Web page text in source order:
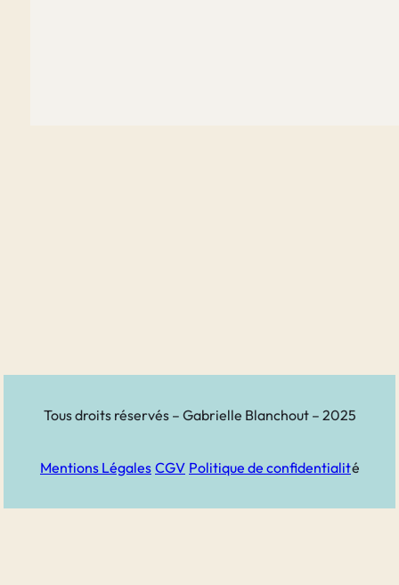
Tous droits réservés – Gabrielle Blanchout – 2025
Mentions Légales CGV Politique de confidentialité